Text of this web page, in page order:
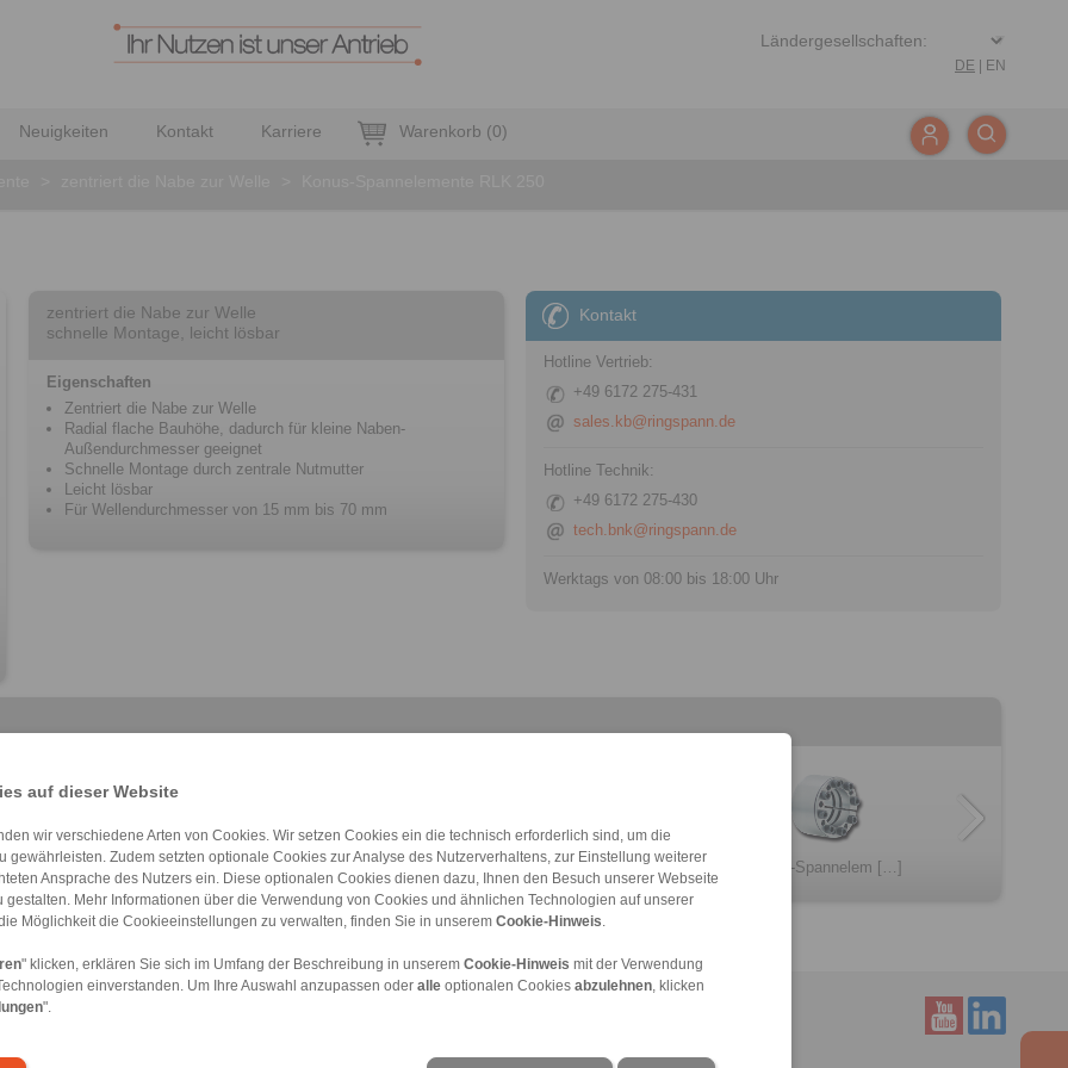
auf dieser Website
wir verschiedene Arten von Cookies. Wir setzen Cookies ein die technisch erforderlich sind, um die
gewährleisten. Zudem setzten optionale Cookies zur Analyse des Nutzerverhaltens, zur Einstellung weiterer
Ansprache des Nutzers ein. Diese optionalen Cookies dienen dazu, Ihnen den Besuch unserer Webseite
gestalten. Mehr Informationen über die Verwendung von Cookies und ähnlichen Technologien auf unserer
Möglichkeit die Cookieeinstellungen zu verwalten, finden Sie in unserem Cookie-Hinweis
" klicken, erklären Sie sich im Umfang der Beschreibung in unserem Cookie-Hinweis mit der Verwendung
einverstanden. Um Ihre Auswahl anzupassen oder alle optionalen Cookies abzulehnen , klicken
".
DE EN
Neuigkeiten Kontakt Karriere Warenkorb (0)
zentriert die Nabe zur Welle
schnelle Montage, leicht lösbar
Eigenschaften
Zentriert die Nabe zur Welle
Radial flache Bauhöhe, dadurch für kleine Naben-
Außendurchmesser geeignet
Schnelle Montage durch zentrale Nutmutter
Leicht lösbar
Für Wellendurchmesser von 15 mm bis 70 mm
Kontakt
Hotline Vertrieb:
+49 6172 275-431
sales.kb@ringspann.de
Hotline Technik:
+49 6172 275-430
tech.bnk@ringspann.de
Werktags von 08:00 bis 18:00 Uhr
RLK 402 RLK 402 TC RLK 404 Konus-Spannelem […]
Konus-Spannelem […] Konus-Spannelem […] RLK 200 RLK 300
RLK 130 RLK 131 RLK 132 RLK 133
RLK 235 TC
Verkaufsbedingungen